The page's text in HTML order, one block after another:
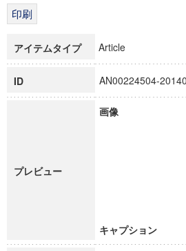
博士課程教育リーディングプロ
アイテムタイプ Article
ID AN00224504-
プレビュー
画像
キャプション